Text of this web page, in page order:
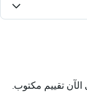
تقييم مكتوب.